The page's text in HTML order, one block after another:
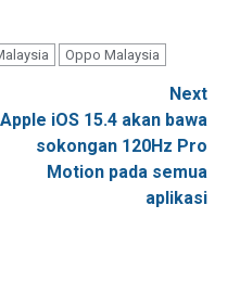
Oppo Malaysia
Next
Apple iOS 15.4 akan bawa
sokongan 120Hz Pro
Motion pada semua
aplikasi